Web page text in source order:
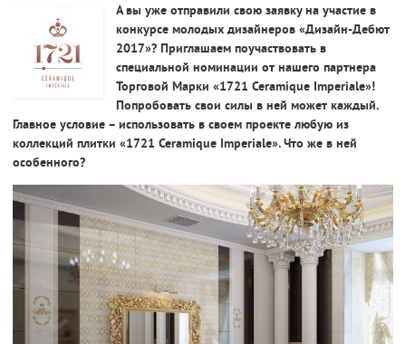
А вы уже отправили свою заявку на участие в
конкурсе молодых дизайнеров «Дизайн-Дебют
2017»? Приглашаем поучаствовать в
специальной номинации от нашего партнера
Торговой Марки «1721 Ceramique Imperiale»!
Попробовать свои силы в ней может каждый.
Главное условие – использовать в своем проекте любую из
коллекций плитки «1721 Ceramique Imperiale». Что же в ней
особенного?